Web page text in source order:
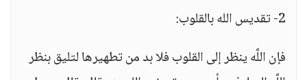
2- تقديس الله بالقلوب:
فإن اللَّه ينظر إلى القلوب فلا بد من تطهيرها لتليق بنظر